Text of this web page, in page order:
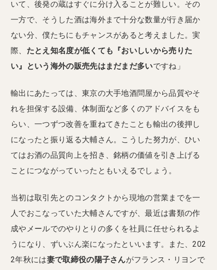
いて、後発の蔵はすぐに分け入ることが難しい。その
一方で、そうした酒は海外まで十分な数量が行き届か
ない分、僕たちにもチャンスがあると考えました。実
際、 たとえ知名度が低くても『おいしいから売りた
い』という海外の販売先はまだまだ多いですね」
輸出にあたっては、東京の大手地酒問屋から品質やそ
れを担保する設備、体制面など多くのアドバイスをも
らい、一つずつ改善を重ねてきたことも輸出の後押し
になったと振り返る大輔さん。こうした努力が、ひい
てはお酒の品質向上を招き、銘柄の価値を引き上げる
ことにつながっていったともいえるでしょう。
当初は取引先とのコンタクトから現地の営業までを一
人でおこなっていた大輔さんですが、最近は書類の作
成やメールでのやりとりの多くを社員に任せられるよ
うになり、ずいぶん楽になったといいます。また、202
2年秋には妻で取締役の陽子さんがフランス・リヨンで